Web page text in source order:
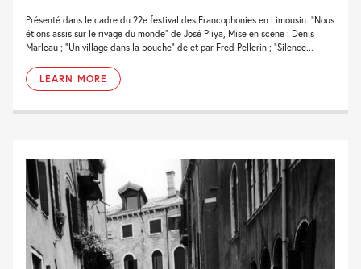
Présenté dans le cadre du 22e festival des Francophonies en Limousin. “Nous
étions assis sur le rivage du monde” de José Pliya, Mise en scène : Denis
Marleau ; “Un village dans la bouche” de et par Fred Pellerin ; “Silence...
LEARN MORE